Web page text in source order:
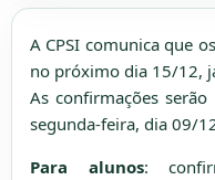
A CPSI comunica que
no próximo dia 15/12,
As confirmações
segunda-feira, dia 09/
Para alunos: